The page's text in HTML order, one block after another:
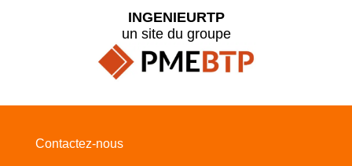
INGENIEURTP
un site du groupe
Contactez-nous